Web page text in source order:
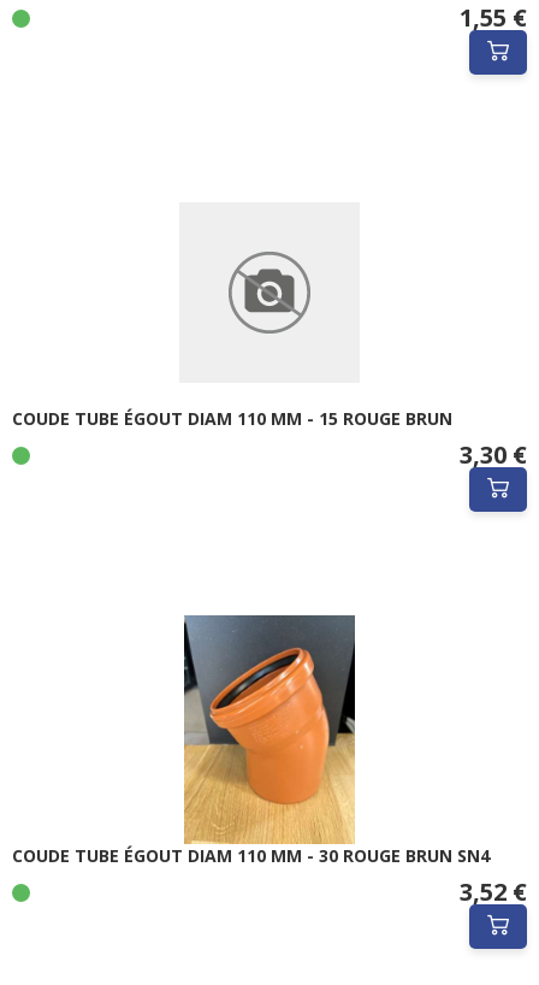
1,55 €
COUDE TUBE ÉGOUT DIAM 110 MM - 15 ROUGE BRUN
3,30 €
COUDE TUBE ÉGOUT DIAM 110 MM - 30 ROUGE BRUN SN4
3,52 €